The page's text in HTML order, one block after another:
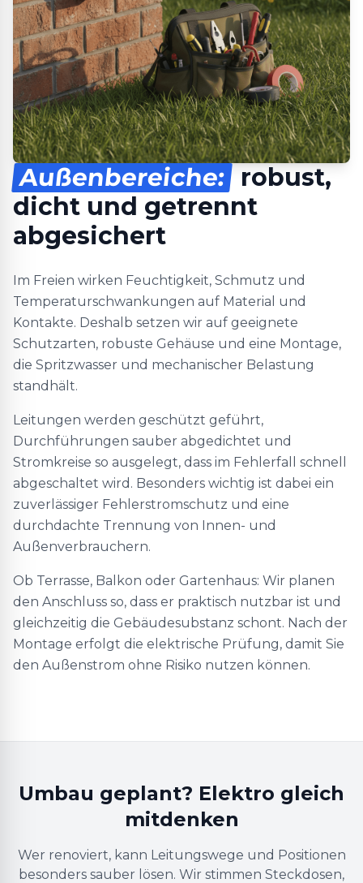
Außenbereiche: robust,
dicht und getrennt
abgesichert
Im Freien wirken Feuchtigkeit, Schmutz und
Temperaturschwankungen auf Material und
Kontakte. Deshalb setzen wir auf geeignete
Schutzarten, robuste Gehäuse und eine Montage,
die Spritzwasser und mechanischer Belastung
standhält.
Leitungen werden geschützt geführt,
Durchführungen sauber abgedichtet und
Stromkreise so ausgelegt, dass im Fehlerfall schnell
abgeschaltet wird. Besonders wichtig ist dabei ein
zuverlässiger Fehlerstromschutz und eine
durchdachte Trennung von Innen- und
Außenverbrauchern.
Ob Terrasse, Balkon oder Gartenhaus: Wir planen
den Anschluss so, dass er praktisch nutzbar ist und
gleichzeitig die Gebäudesubstanz schont. Nach der
Montage erfolgt die elektrische Prüfung, damit Sie
den Außenstrom ohne Risiko nutzen können.
Umbau geplant? Elektro gleich
mitdenken
Wer renoviert, kann Leitungswege und Positionen
besonders sauber lösen. Wir stimmen Steckdosen,